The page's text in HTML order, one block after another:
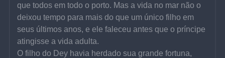
que todos em todo o porto. Mas a vida no mar não o
deixou tempo para mais do que um único filho em
seus últimos anos, e ele faleceu antes que o príncipe
atingisse a vida adulta.
O filho do Dey havia herdado sua grande fortuna,